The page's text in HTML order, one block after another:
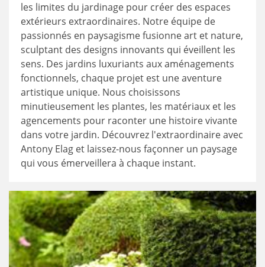
les limites du jardinage pour créer des espaces
extérieurs extraordinaires. Notre équipe de
passionnés en paysagisme fusionne art et nature,
sculptant des designs innovants qui éveillent les
sens. Des jardins luxuriants aux aménagements
fonctionnels, chaque projet est une aventure
artistique unique. Nous choisissons
minutieusement les plantes, les matériaux et les
agencements pour raconter une histoire vivante
dans votre jardin. Découvrez l'extraordinaire avec
Antony Elag et laissez-nous façonner un paysage
qui vous émerveillera à chaque instant.